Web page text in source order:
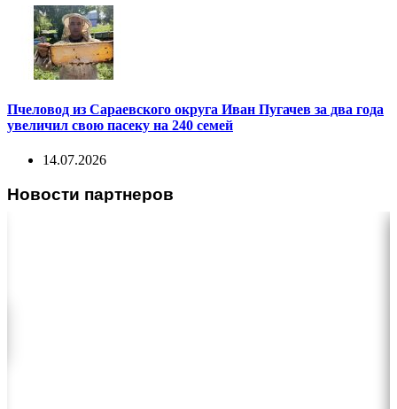
Пчеловод из Сараевского округа Иван Пугачев за два года
увеличил свою пасеку на 240 семей
14.07.2026
Новости партнеров